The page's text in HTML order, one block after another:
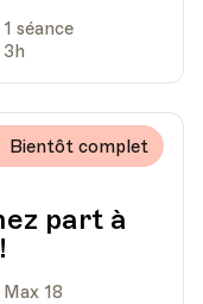
1 séance
3h
part à
Bientôt complet
Max 18